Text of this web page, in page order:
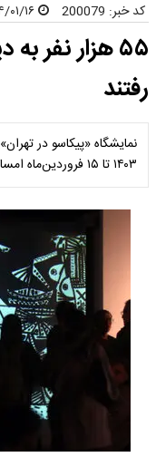
کد خبر: 200079
۵۵ هزار نفر
رفتند
۱۴۰۳ تا ۱۵ فروردین‌ماه امسال میزبان بیش از ۵۵ هزار مخاطب بود.